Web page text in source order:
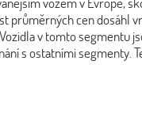
průměrných cen
v tomto segmentu
s ostatními